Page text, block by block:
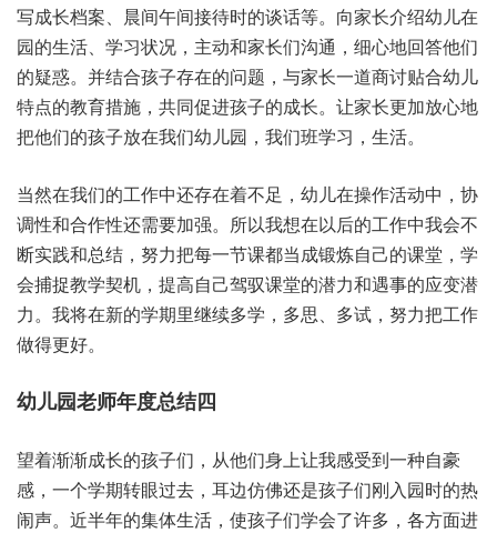
写成长档案、晨间午间接待时的谈话等。向家长介绍幼儿在
园的生活、学习状况，主动和家长们沟通，细心地回答他们
的疑惑。并结合孩子存在的问题，与家长一道商讨贴合幼儿
特点的教育措施，共同促进孩子的成长。让家长更加放心地
把他们的孩子放在我们幼儿园，我们班学习，生活。
当然在我们的工作中还存在着不足，幼儿在操作活动中，协
调性和合作性还需要加强。所以我想在以后的工作中我会不
断实践和总结，努力把每一节课都当成锻炼自己的课堂，学
会捕捉教学契机，提高自己驾驭课堂的潜力和遇事的应变潜
力。我将在新的学期里继续多学，多思、多试，努力把工作
做得更好。
幼儿园老师年度总结四
望着渐渐成长的孩子们，从他们身上让我感受到一种自豪
感，一个学期转眼过去，耳边仿佛还是孩子们刚入园时的热
闹声。近半年的集体生活，使孩子们学会了许多，各方面进